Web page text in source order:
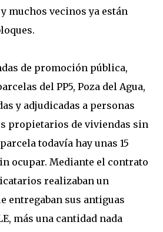
muchos vecinos ya están
de promoción pública,
del PP5, Poza del Agua,
y adjudicadas a personas
propietarios de viviendas sin
todavía hay unas 15
ocupar. Mediante el contrato
realizaban un
entregaban sus antiguas
más una cantidad nada